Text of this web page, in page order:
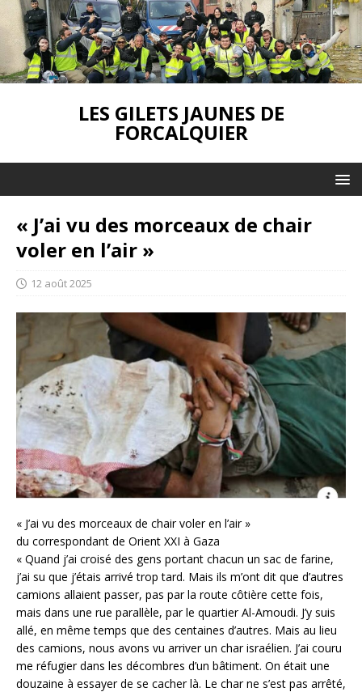
LES GILETS JAUNES DE
FORCALQUIER
« J’ai vu des morceaux de chair
voler en l’air »
12 août 2025
« J’ai vu des morceaux de chair voler en l’air »
du correspondant de Orient XXI à Gaza
« Quand j’ai croisé des gens portant chacun un sac de farine,
j’ai su que j’étais arrivé trop tard. Mais ils m’ont dit que d’autres
camions allaient passer, pas par la route côtière cette fois,
mais dans une rue parallèle, par le quartier Al-Amoudi. J’y suis
allé, en même temps que des centaines d’autres. Mais au lieu
des camions, nous avons vu arriver un char israélien. J’ai couru
me réfugier dans les décombres d’un bâtiment. On était une
douzaine à essayer de se cacher là. Le char ne s’est pas arrêté,